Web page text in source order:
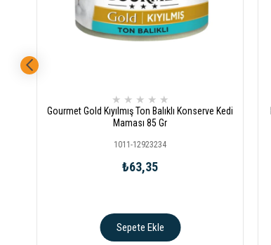
★ ★ ★ ★ ★
Gourmet Gold Kıyılmış Ton Balıklı Konserve Kedi
Maması 85 Gr
1011-12923234
₺63,35
Sepete Ekle